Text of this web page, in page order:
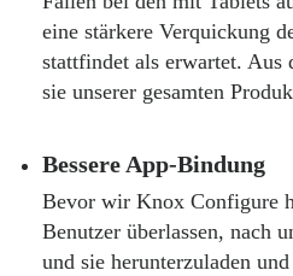
eine stärkere Verquickung
stattfindet als erwartet. Aus
sie unserer gesamten
Bessere App-Bindung
Bevor wir Knox Configure
Benutzer überlassen, nach
und sie herunterzuladen